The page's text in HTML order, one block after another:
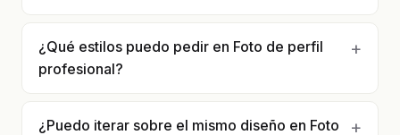
¿Qué estilos puedo pedir en Foto de perfil
profesional?
¿Puedo iterar sobre el mismo diseño en Foto